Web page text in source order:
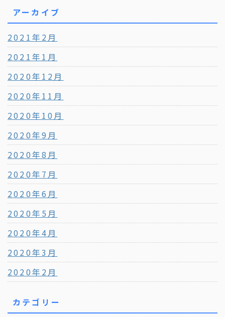
アーカイブ
2021年2月
2021年1月
2020年12月
2020年11月
2020年10月
2020年9月
2020年8月
2020年7月
2020年6月
2020年5月
2020年4月
2020年3月
2020年2月
カテゴリー